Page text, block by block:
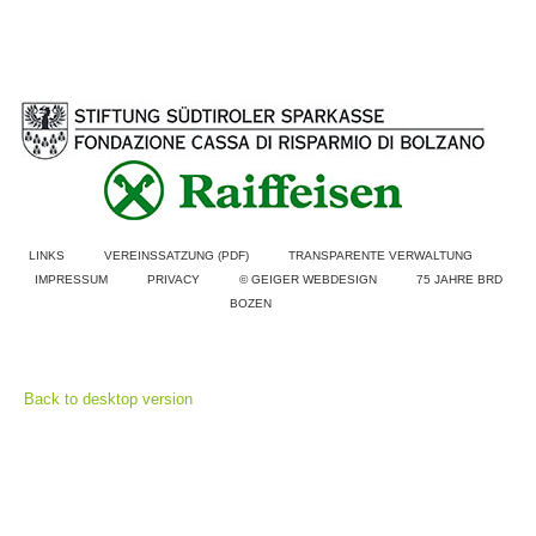
LINKS VEREINSSATZUNG (PDF)
TRANSPARENTE VERWALTUNG
IMPRESSUM
PRIVACY © GEIGER WEBDESIGN
75 JAHRE BRD
BOZEN
Back to desktop version